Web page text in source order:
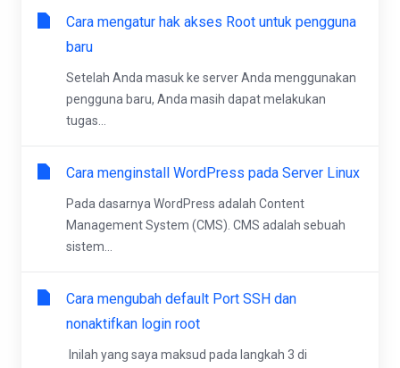
Cara mengatur hak akses Root untuk pengguna
baru
Setelah Anda masuk ke server Anda menggunakan
pengguna baru, Anda masih dapat melakukan
tugas...
Cara menginstall WordPress pada Server Linux
Pada dasarnya WordPress adalah Content
Management System (CMS). CMS adalah sebuah
sistem...
Cara mengubah default Port SSH dan
nonaktifkan login root
Inilah yang saya maksud pada langkah 3 di